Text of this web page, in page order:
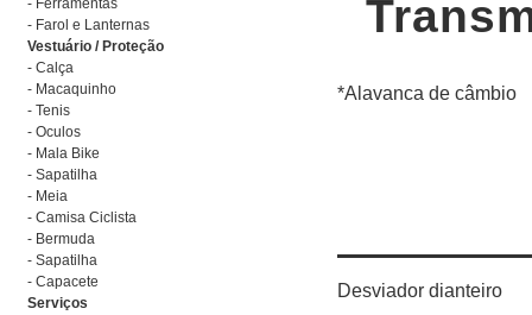
- Ferramentas
- Farol e Lanternas
Vestuário / Proteção
- Calça
- Macaquinho
- Tenis
- Oculos
- Mala Bike
- Sapatilha
- Meia
- Camisa Ciclista
- Bermuda
- Sapatilha
- Capacete
Serviços
*Alavanca de câmbio
Desviador dianteiro